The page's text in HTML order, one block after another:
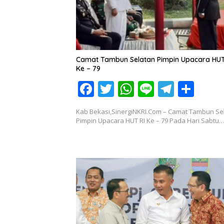
Camat Tambun Selatan Pimpin Upacara
Ke – 79
F
ac
e
o
o
k
T
w
itt
W
h
at
A
p
p
Li
n
e
T
el
e
a
m
h
ar
Kab Bekasi,SinergiNKRI.Com – Camat Tambun
Pimpin Upacara HUT RI Ke – 79 Pada Hari Sabtu…